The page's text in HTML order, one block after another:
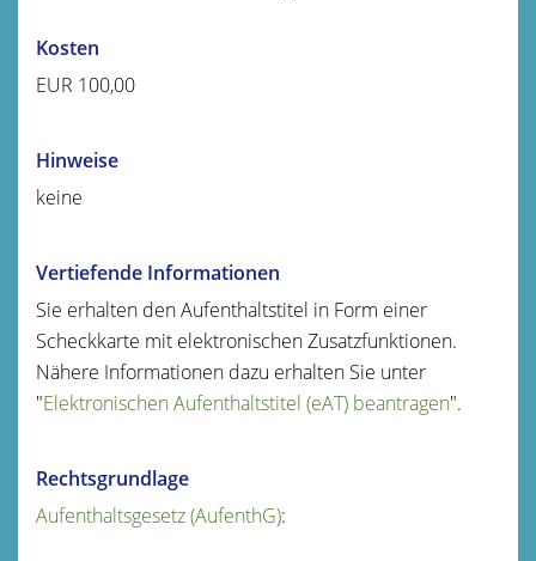
Kosten
EUR 100,00
Hinweise
keine
Vertiefende Informationen
Sie erhalten den Aufenthaltstitel in Form einer
Scheckkarte mit elektronischen Zusatzfunktionen.
Nähere Informationen dazu erhalten Sie unter
"Elektronischen Aufenthaltstitel (eAT) beantragen".
Rechtsgrundlage
Aufenthaltsgesetz (AufenthG):